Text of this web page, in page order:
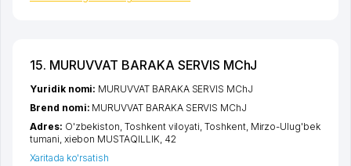
15. MURUVVAT BARAKA SERVIS MChJ
Yuridik nomi: MURUVVAT BARAKA SERVIS MChJ
Brend nomi: MURUVVAT BARAKA SERVIS MChJ
Adres: O'zbekiston,Toshkent viloyati,Toshkent, Mirzo-Ulug'bek
tumani, xiеbon MUSTAQILLIK, 42
Xaritada ko'rsatish